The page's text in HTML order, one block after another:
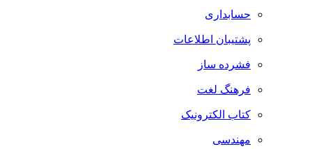
حسابداری
پشتیبان اطلاعات
فشرده ساز
فرهنگ لغت
کتاب الکترونیک
مهندسی